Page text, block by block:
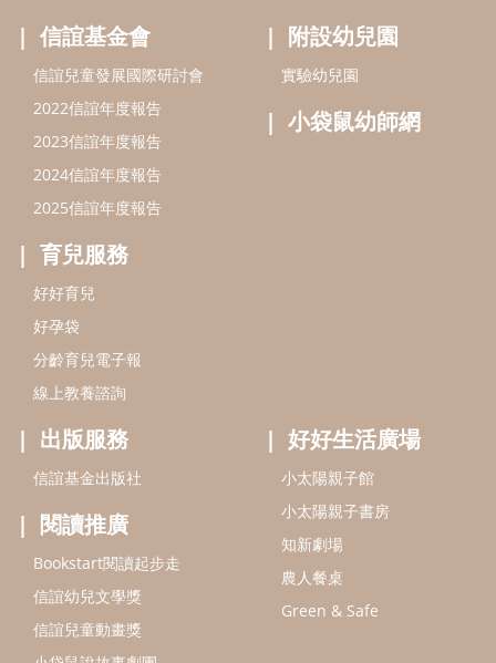
最新活動
信誼基金會
信誼兒童發展國際研討會
2022信誼年度報告
2023信誼年度報告
2024信誼年度報告
2025信誼年度報告
育兒服務
好好育兒
好孕袋
分齡育兒電子報
線上教養諮詢
出版服務